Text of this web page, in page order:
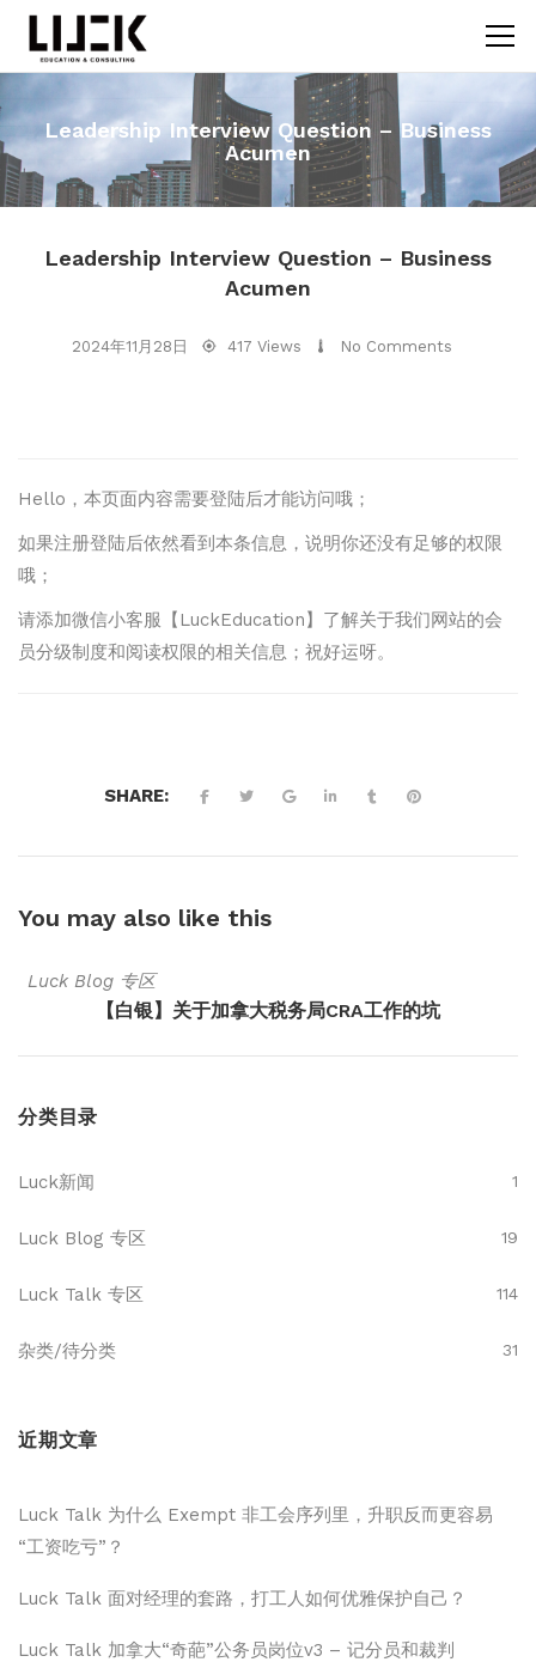
Leadership Interview Question – Business
Acumen
Leadership Interview Question – Business
Acumen
2024年11月28日 417 Views No Comments
Hello，本页面内容需要登陆后才能访问哦；
如果注册登陆后依然看到本条信息，说明你还没有足够的权限
哦；
请添加微信小客服【LuckEducation】了解关于我们网站的会
员分级制度和阅读权限的相关信息；祝好运呀。
SHARE:
You may also like this
Luck Blog 专区
【白银】关于加拿大税务局CRA工作的坑
分类目录
Luck新闻 1
Luck Blog 专区 19
Luck Talk 专区 114
杂类/待分类 31
近期文章
Luck Talk 为什么 Exempt 非工会序列里，升职反而更容易
“工资吃亏”？
Luck Talk 面对经理的套路，打工人如何优雅保护自己？
Luck Talk 加拿大“奇葩”公务员岗位v3 – 记分员和裁判